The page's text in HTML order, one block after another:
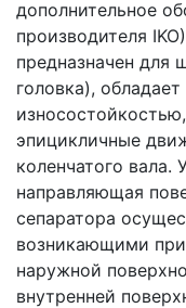
дополнительное
производителя
предназначен для
головка),
эпицикличные
коленчатого вала.
направляющая
сепаратора
возникающими
наружной
внутренней